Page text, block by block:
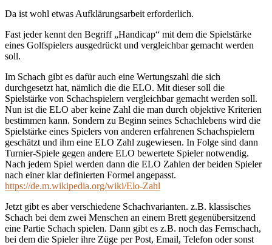
Da ist wohl etwas Aufklärungsarbeit erforderlich.
Fast jeder kennt den Begriff „Handicap“ mit dem die Spielstärke
eines Golfspielers ausgedrückt und vergleichbar gemacht werden
soll.
Im Schach gibt es dafür auch eine Wertungszahl die sich
durchgesetzt hat, nämlich die die ELO. Mit dieser soll die
Spielstärke von Schachspielern vergleichbar gemacht werden soll.
Nun ist die ELO aber keine Zahl die man durch objektive Kriterien
bestimmen kann. Sondern zu Beginn seines Schachlebens wird die
Spielstärke eines Spielers von anderen erfahrenen Schachspielern
geschätzt und ihm eine ELO Zahl zugewiesen. In Folge sind dann
Turnier-Spiele gegen andere ELO bewertete Spieler notwendig.
Nach jedem Spiel werden dann die ELO Zahlen der beiden Spieler
nach einer klar definierten Formel angepasst.
https://de.m.wikipedia.org/wiki/Elo-Zahl
Jetzt gibt es aber verschiedene Schachvarianten. z.B. klassisches
Schach bei dem zwei Menschen an einem Brett gegenübersitzend
eine Partie Schach spielen. Dann gibt es z.B. noch das Fernschach,
bei dem die Spieler ihre Züge per Post, Email, Telefon oder sonst